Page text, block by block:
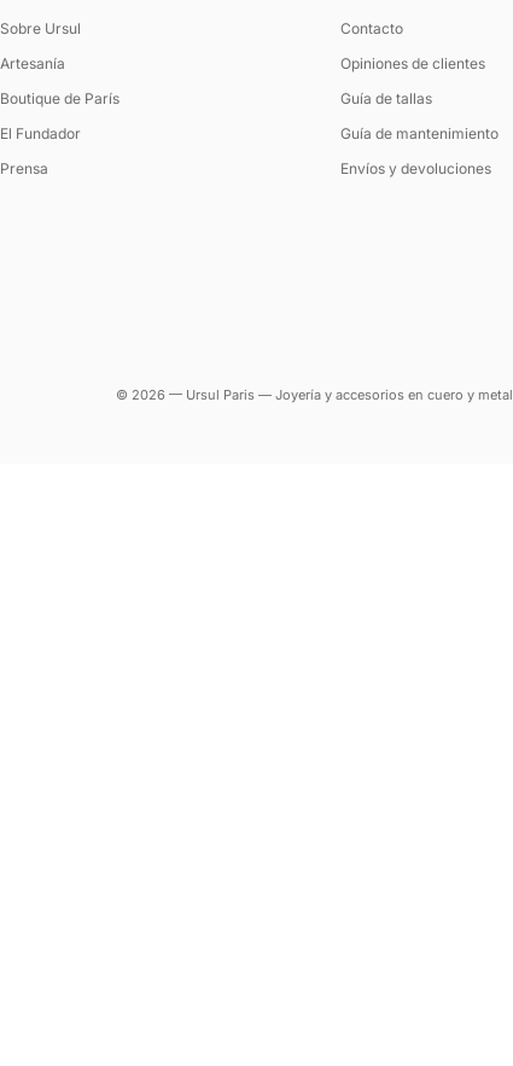
Sobre Ursul
Artesanía
Boutique de París
El Fundador
Prensa
Contacto
Opiniones de clientes
Guía de tallas
Guía de mantenimiento
Envíos y devoluciones
© 2026 — Ursul Paris — Joyería y accesorios en cuero y metal